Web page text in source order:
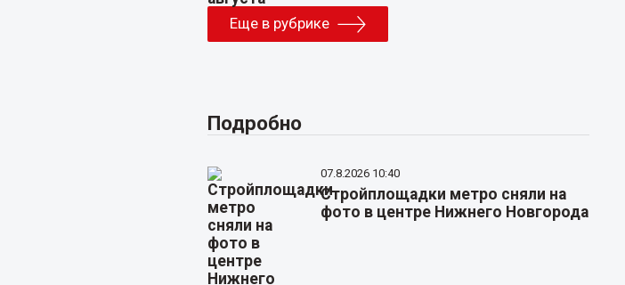
Еще в рубрике
Подробно
07.8.2026 10:40
Стройплощадки метро сняли на
фото в центре Нижнего Новгорода